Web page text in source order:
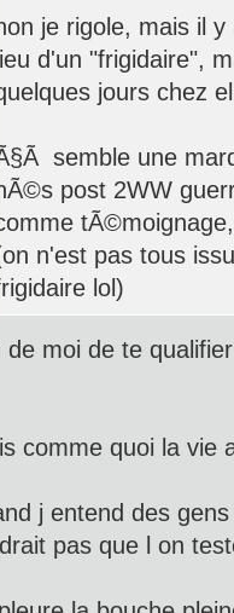
je rigole, mais il
lieu d'un "frigidaire",
jours chez
semble une
post 2WW
n'est pas tous
lol)
de moi de te
comme quoi la vie
j entend des
pas que l on